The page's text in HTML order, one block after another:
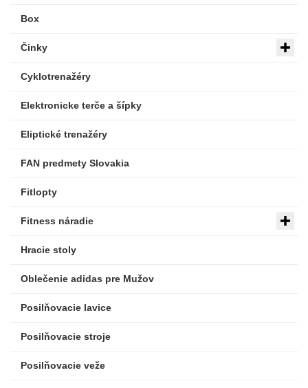
Box
Činky
Cyklotrenažéry
Elektronicke terče a šípky
Eliptické trenažéry
FAN predmety Slovakia
Fitlopty
Fitness náradie
Hracie stoly
Oblečenie adidas pre Mužov
Posilňovacie lavice
Posilňovacie stroje
Posilňovacie veže